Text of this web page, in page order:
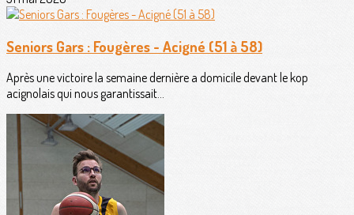
Seniors Gars : Fougères - Acigné (51 à 58)
Après une victoire la semaine dernière a domicile devant le kop
acignolais qui nous garantissait...